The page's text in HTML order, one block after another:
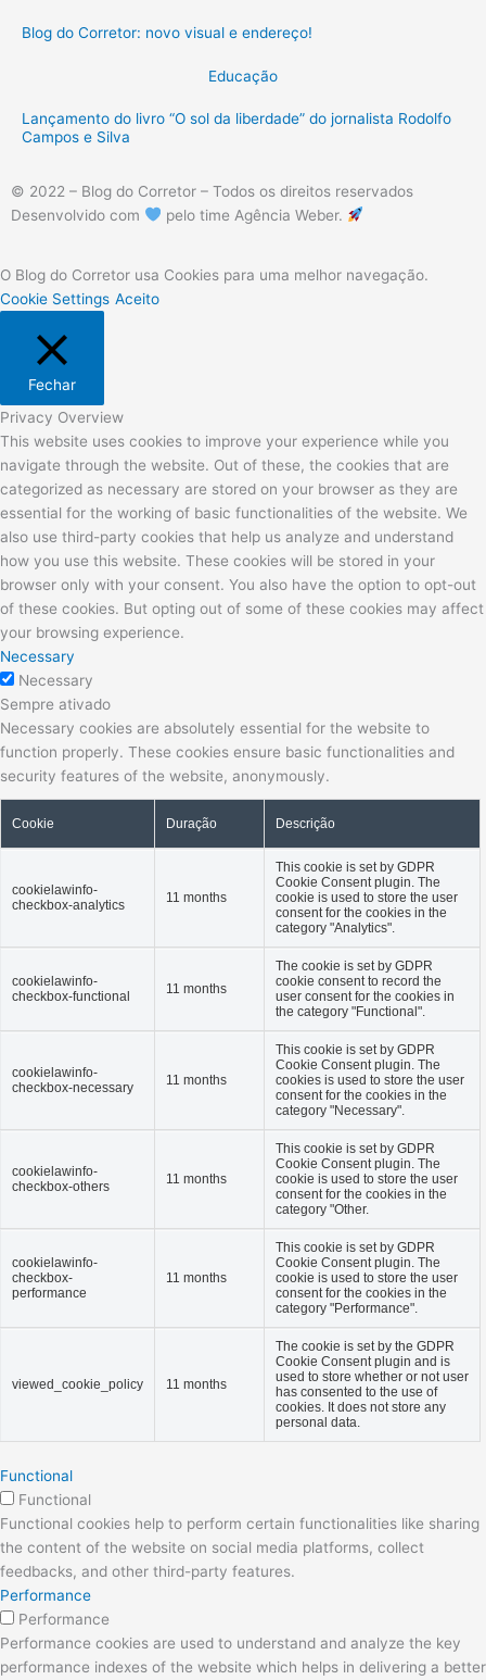
Blog do Corretor: novo visual e endereço!
Educação
Lançamento do livro “O sol da liberdade” do jornalista Rodolfo
Campos e Silva
© 2022 – Blog do Corretor – Todos os direitos reservados
Desenvolvido com
pelo time Agência Weber.
O Blog do Corretor usa Cookies para uma melhor navegação.
Cookie Settings Aceito
Fechar
Privacy Overview
This website uses cookies to improve your experience while you
navigate through the website. Out of these, the cookies that are
categorized as necessary are stored on your browser as they are
essential for the working of basic functionalities of the website. We
also use third-party cookies that help us analyze and understand
how you use this website. These cookies will be stored in your
browser only with your consent. You also have the option to opt-out
of these cookies. But opting out of some of these cookies may affect
your browsing experience.
Necessary
Necessary
Sempre ativado
Necessary cookies are absolutely essential for the website to
function properly. These cookies ensure basic functionalities and
security features of the website, anonymously.
Cookie Duração Descrição
cookielawinfo-
checkbox-analytics
11 months
This cookie is set by GDPR
Cookie Consent plugin. The
cookie is used to store the user
consent for the cookies in the
category "Analytics".
cookielawinfo-
checkbox-functional
11 months
The cookie is set by GDPR
cookie consent to record the
user consent for the cookies in
the category "Functional".
cookielawinfo-
checkbox-necessary
11 months
This cookie is set by GDPR
Cookie Consent plugin. The
cookies is used to store the user
consent for the cookies in the
category "Necessary".
cookielawinfo-
checkbox-others
11 months
This cookie is set by GDPR
Cookie Consent plugin. The
cookie is used to store the user
consent for the cookies in the
category "Other.
cookielawinfo-
checkbox-
performance
11 months
This cookie is set by GDPR
Cookie Consent plugin. The
cookie is used to store the user
consent for the cookies in the
category "Performance".
viewed_cookie_policy 11 months
The cookie is set by the GDPR
Cookie Consent plugin and is
used to store whether or not user
has consented to the use of
cookies. It does not store any
personal data.
Functional
Functional
Functional cookies help to perform certain functionalities like sharing
the content of the website on social media platforms, collect
feedbacks, and other third-party features.
Performance
Performance
Performance cookies are used to understand and analyze the key
performance indexes of the website which helps in delivering a better